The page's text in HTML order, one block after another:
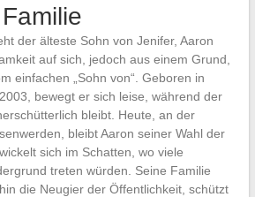
der älteste Sohn von Jenifer, Aaron
auf sich, jedoch aus einem Grund,
einfachen „Sohn von“. Geboren in
bewegt er sich leise, während der
bleibt. Heute, an der
bleibt Aaron seiner Wahl der
sich im Schatten, wo viele
treten würden. Seine Familie
die Neugier der Öffentlichkeit, schützt